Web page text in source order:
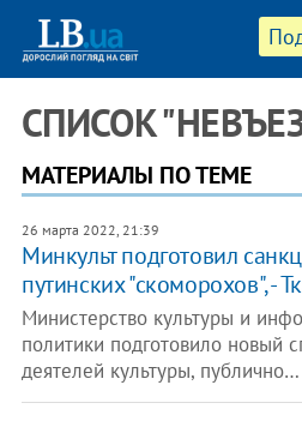
СПИСОК
МАТЕРИАЛЫ ПО ТЕМЕ
26 марта 2022, 21:39
Минкульт подготовил
путинских "скоморохов", -
Министерство культуры и
политики подготовило новый
деятелей культуры, публично…